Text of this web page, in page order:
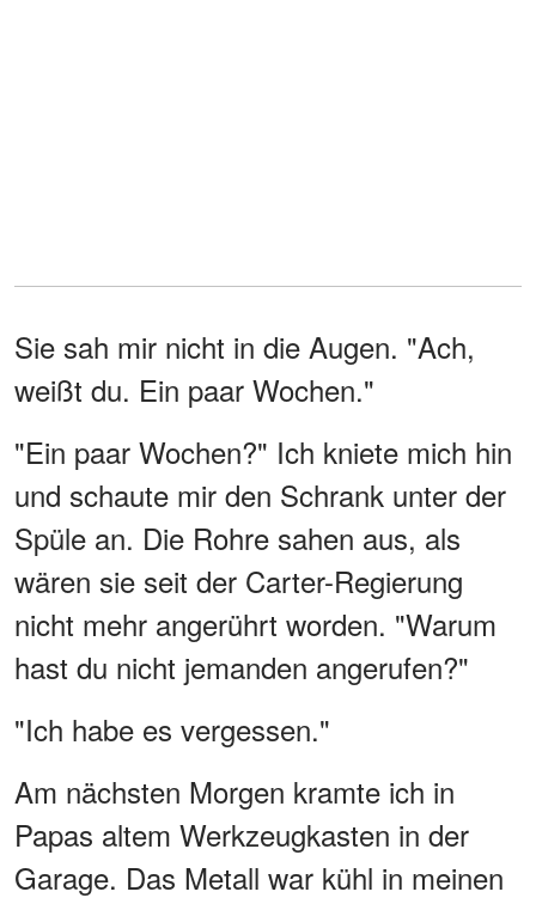
Sie sah mir nicht in die Augen. "Ach,
weißt du. Ein paar Wochen."
"Ein paar Wochen?" Ich kniete mich hin
und schaute mir den Schrank unter der
Spüle an. Die Rohre sahen aus, als
wären sie seit der Carter-Regierung
nicht mehr angerührt worden. "Warum
hast du nicht jemanden angerufen?"
"Ich habe es vergessen."
Am nächsten Morgen kramte ich in
Papas altem Werkzeugkasten in der
Garage. Das Metall war kühl in meinen